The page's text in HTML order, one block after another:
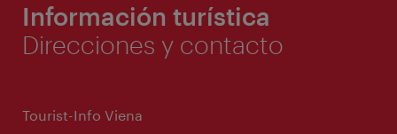
Información turística
Direcciones y contacto
Tourist-Info Viena